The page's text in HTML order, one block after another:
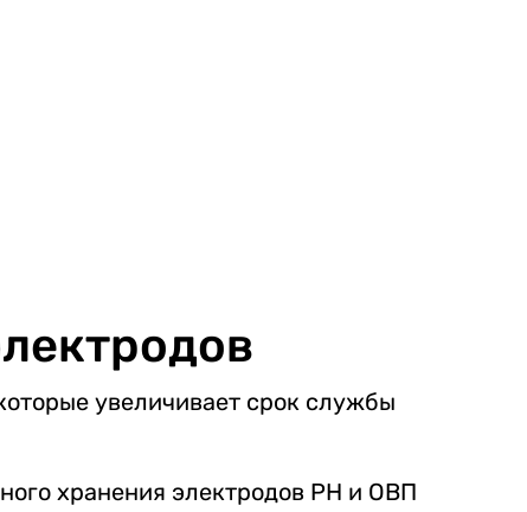
увеличивает срок службы
хранения электродов PH и ОВП